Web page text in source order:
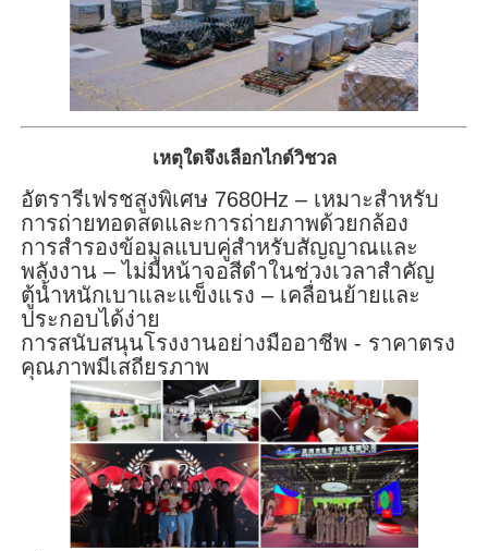
เหตุใดจึงเลือกไกด์วิชวล
อัตรารีเฟรชสูงพิเศษ 7680Hz – เหมาะสำหรับ
การถ่ายทอดสดและการถ่ายภาพด้วยกล้อง
การสำรองข้อมูลแบบคู่สำหรับสัญญาณและ
พลังงาน – ไม่มีหน้าจอสีดำในช่วงเวลาสำคัญ
ตู้น้ำหนักเบาและแข็งแรง – เคลื่อนย้ายและ
ประกอบได้ง่าย
การสนับสนุนโรงงานอย่างมืออาชีพ - ราคาตรง
คุณภาพมีเสถียรภาพ